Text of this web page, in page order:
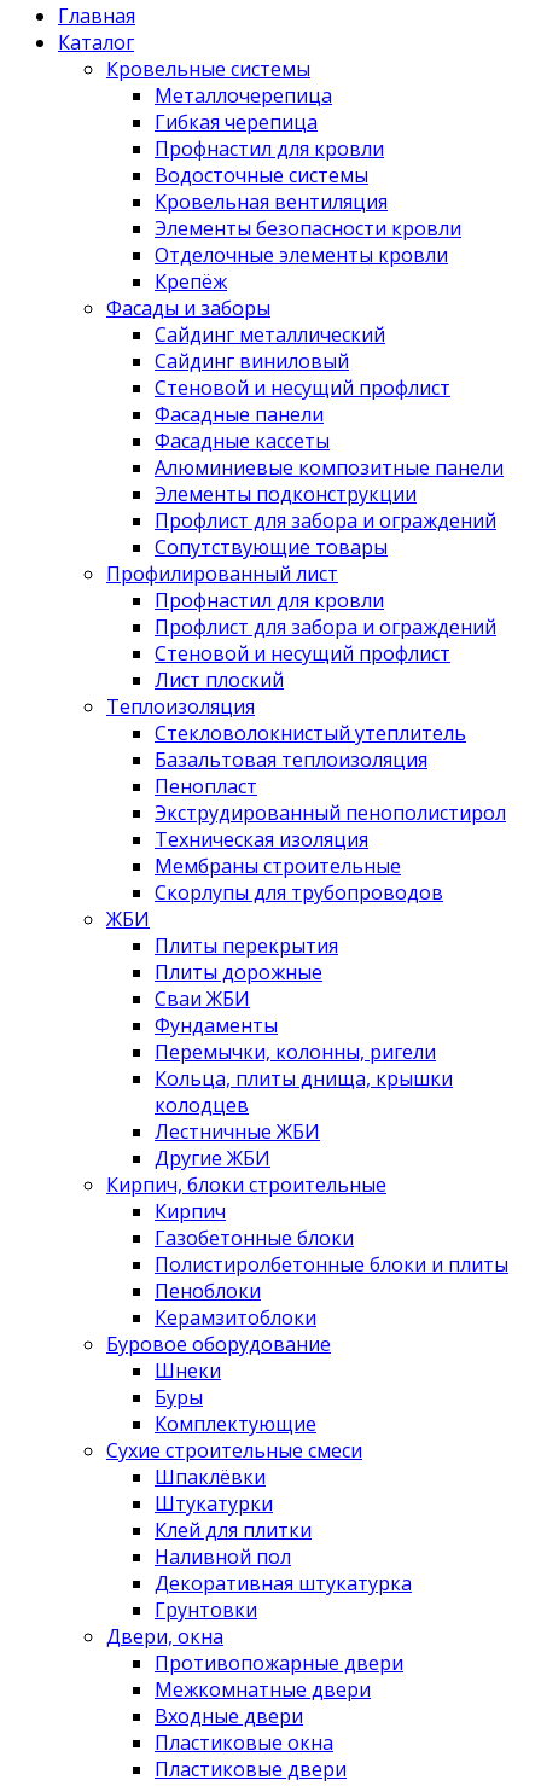
Главная
Каталог
Кровельные системы
Металлочерепица
Гибкая черепица
Профнастил для кровли
Водосточные системы
Кровельная вентиляция
Элементы безопасности кровли
Отделочные элементы кровли
Крепёж
Фасады и заборы
Сайдинг металлический
Сайдинг виниловый
Стеновой и несущий профлист
Фасадные панели
Фасадные кассеты
Алюминиевые композитные панели
Элементы подконструкции
Профлист для забора и ограждений
Сопутствующие товары
Профилированный лист
Профнастил для кровли
Профлист для забора и ограждений
Стеновой и несущий профлист
Лист плоский
Теплоизоляция
Стекловолокнистый утеплитель
Базальтовая теплоизоляция
Пенопласт
Экструдированный пенополистирол
Техническая изоляция
Мембраны строительные
Скорлупы для трубопроводов
ЖБИ
Плиты перекрытия
Плиты дорожные
Сваи ЖБИ
Фундаменты
Перемычки, колонны, ригели
Кольца, плиты днища, крышки
колодцев
Лестничные ЖБИ
Другие ЖБИ
Кирпич, блоки строительные
Кирпич
Газобетонные блоки
Полистиролбетонные блоки и плиты
Пеноблоки
Керамзитоблоки
Буровое оборудование
Шнеки
Буры
Комплектующие
Сухие строительные смеси
Шпаклёвки
Штукатурки
Клей для плитки
Наливной пол
Декоративная штукатурка
Грунтовки
Двери, окна
Противопожарные двери
Межкомнатные двери
Входные двери
Пластиковые окна
Пластиковые двери